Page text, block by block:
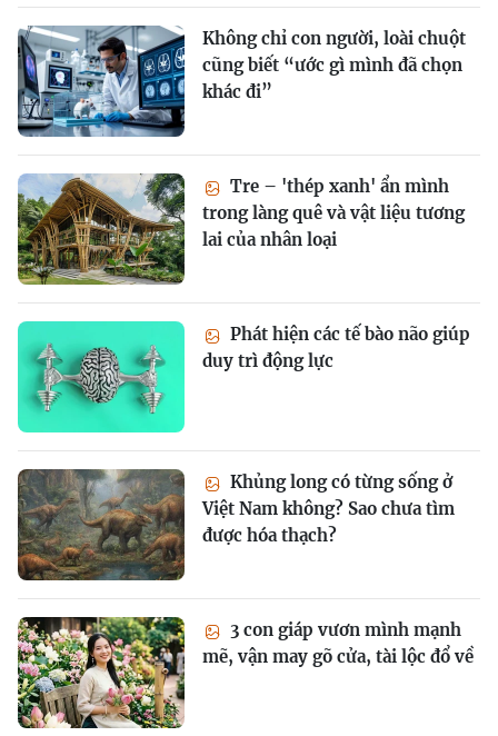
Không chỉ con người, loài chuột
cũng biết “ước gì mình đã chọn
khác đi”
Tre – 'thép xanh' ẩn mình
trong làng quê và vật liệu tương
lai của nhân loại
Phát hiện các tế bào não giúp
duy trì động lực
Khủng long có từng sống ở
Việt Nam không? Sao chưa tìm
được hóa thạch?
3 con giáp vươn mình mạnh
mẽ, vận may gõ cửa, tài lộc đổ về